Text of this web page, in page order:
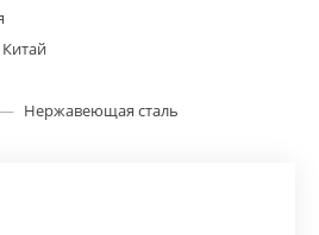
Китай
— Нержавеющая сталь